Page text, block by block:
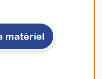
matériel